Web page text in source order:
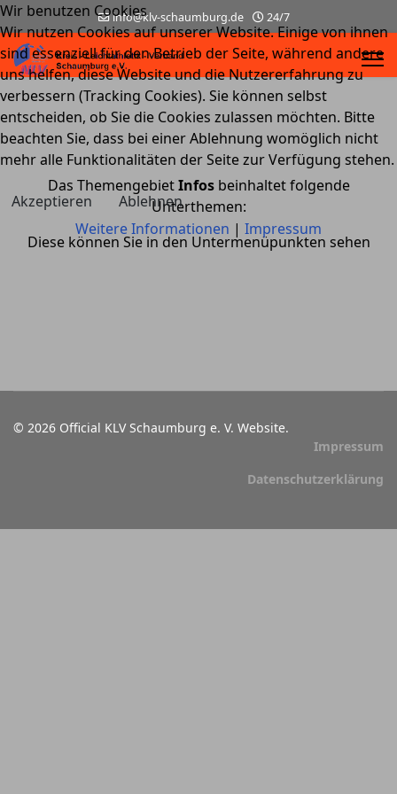
info@klv-schaumburg.de 24/7
Das ThemengebietInfosbeinhaltet folgende
Unterthemen:
Diese können Sie in den Untermenüpunkten sehen
© 2026 Official KLV Schaumburg e. V. Website.
Impressum
Datenschutzerklärung
Wir benutzen Cookies
Wir nutzen Cookies auf unserer Website. Einige von ihnen
sind essenziell für den Betrieb der Seite, während andere
uns helfen, diese Website und die Nutzererfahrung zu
verbessern (Tracking Cookies). Sie können selbst
entscheiden, ob Sie die Cookies zulassen möchten. Bitte
beachten Sie, dass bei einer Ablehnung womöglich nicht
mehr alle Funktionalitäten der Seite zur Verfügung stehen.
Akzeptieren
Ablehnen
Weitere Informationen | Impressum